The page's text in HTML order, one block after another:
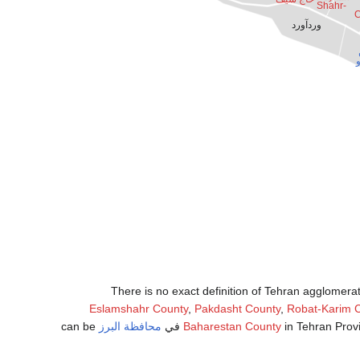
-Shahr
وردآورد
There is no exact definition of Tehran
Eslamshahr County, Pakdasht County, Robat-Karim
Baharestan County in Tehran في محافظة البرز can be